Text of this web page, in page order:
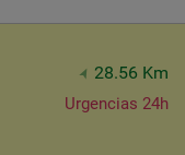
28.56 Km
Urgencias 24h